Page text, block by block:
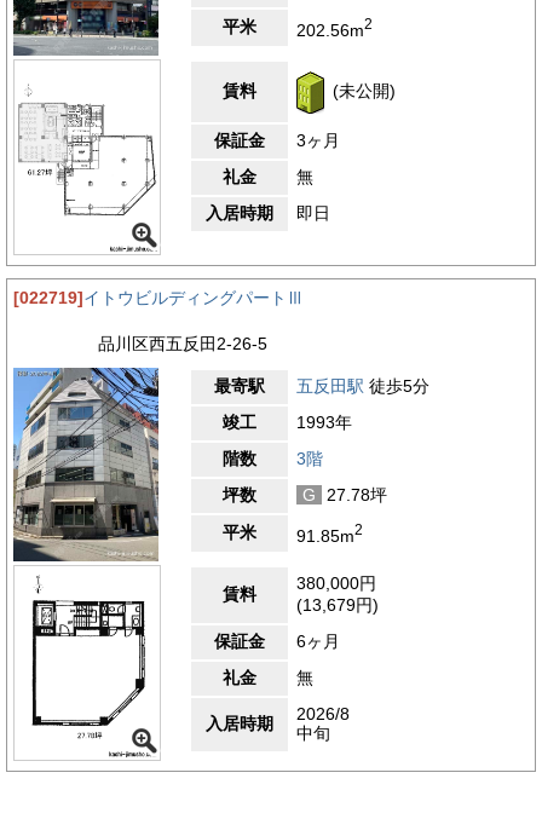
平米
202.56m2
賃料 (未公開)
保証金
3ヶ月
礼金
無
入居時期
即日
[022719]イトウビルディングパートⅢ
品川区西五反田2-26-5
最寄駅 五反田駅 徒歩5分
竣工
1993年
階数
3階
坪数
G
27.78坪
平米
91.85m2
賃料
380,000円
(13,679円)
保証金
6ヶ月
礼金
無
入居時期
2026/8
中旬